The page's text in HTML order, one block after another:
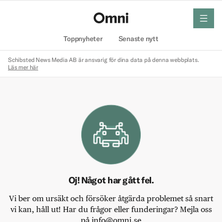
Toppnyheter Senaste nytt
meny
Schibsted News Media AB är ansvarig för dina data på denna webbplats.
Läs mer här
Oj! Något har gått fel.
Vi ber om ursäkt och försöker åtgärda problemet så snart
vi kan, håll ut! Har du frågor eller funderingar? Mejla oss